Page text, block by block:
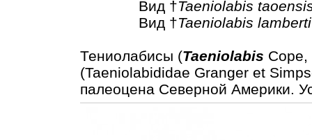
Вид †Taeniolabis
Вид †Taeniolabis lamberti
Тениолабисы (Taeniolabis
(Taeniolabididae Granger et
палеоцена Северной Америки.